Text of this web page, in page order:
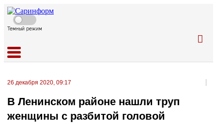
Темный режим
26 декабря 2020, 09:17
В Ленинском районе нашли труп
женщины с разбитой головой